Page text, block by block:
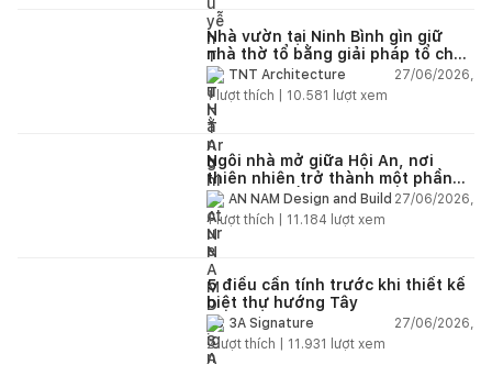
Nhà vườn tại Ninh Bình gìn giữ
nhà thờ tổ bằng giải pháp tổ chức
lại không gian
TNT Architecture
27/06/2026,
1lượt thích | 10.581 lượt xem
Ngôi nhà mở giữa Hội An, nơi
thiên nhiên trở thành một phần
của cuộc sống
AN NAM Design and Build 27/06/2026,
1lượt thích | 11.184 lượt xem
5 điều cần tính trước khi thiết kế
biệt thự hướng Tây
3A Signature
27/06/2026,
2lượt thích | 11.931 lượt xem